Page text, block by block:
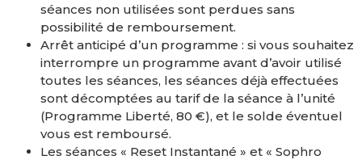
séances non utilisées sont perdues sans
possibilité de remboursement.
Arrêt anticipé d’un programme : si vous souhaitez
interrompre un programme avant d’avoir utilisé
toutes les séances, les séances déjà effectuées
sont décomptées au tarif de la séance à l’unité
(Programme Liberté, 80 €), et le solde éventuel
vous est remboursé.
Les séances « Reset Instantané » et « Sophro